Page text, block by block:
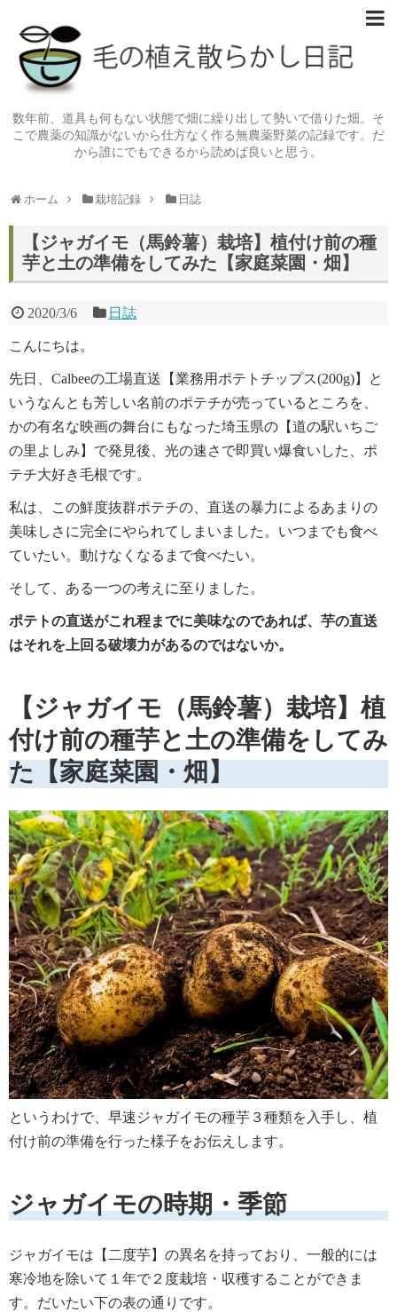
数年前、道具も何もない状態で畑に繰り出して勢いで借りた畑。そ
こで農薬の知識がないから仕方なく作る無農薬野菜の記録です。だ
から誰にでもできるから読めば良いと思う。
ホーム 栽培記録 日誌
【ジャガイモ（馬鈴薯）栽培】植付け前の種
芋と土の準備をしてみた【家庭菜園・畑】
2020/3/6 日誌
こんにちは。
先日、Calbeeの工場直送【業務用ポテトチップス(200g)】と
いうなんとも芳しい名前のポテチが売っているところを、
かの有名な映画の舞台にもなった埼玉県の【道の駅いちご
の里よしみ】で発見後、光の速さで即買い爆食いした、ポ
テチ大好き毛根です。
私は、この鮮度抜群ポテチの、直送の暴力によるあまりの
美味しさに完全にやられてしまいました。いつまでも食べ
ていたい。動けなくなるまで食べたい。
そして、ある一つの考えに至りました。
ポテトの直送がこれ程までに美味なのであれば、芋の直送
はそれを上回る破壊力があるのではないか。
【ジャガイモ（馬鈴薯）栽培】植
付け前の種芋と土の準備をしてみ
た【家庭菜園・畑】
というわけで、早速ジャガイモの種芋３種類を入手し、植
付け前の準備を行った様子をお伝えします。
ジャガイモの時期・季節
ジャガイモは【二度芋】の異名を持っており、一般的には
寒冷地を除いて１年で２度栽培・収穫することができま
す。だいたい下の表の通りです。